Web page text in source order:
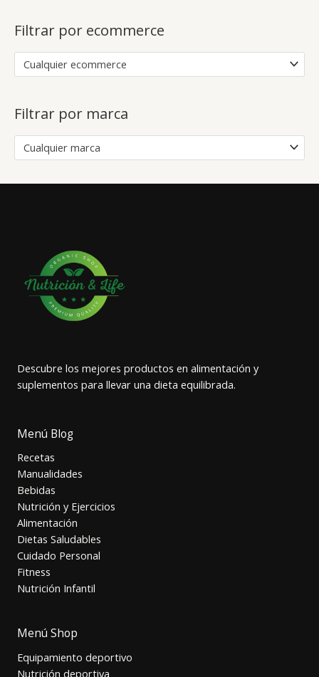
Filtrar por ecommerce
Cualquier ecommerce
Filtrar por marca
Cualquier marca
Descubre los mejores productos en alimentación y
suplementos para llevar una dieta equilibrada.
Menú Blog
Recetas
Manualidades
Bebidas
Nutrición y Ejercicios
Alimentación
Dietas Saludables
Cuidado Personal
Fitness
Nutrición Infantil
Menú Shop
Equipamiento deportivo
Nutrición deportiva